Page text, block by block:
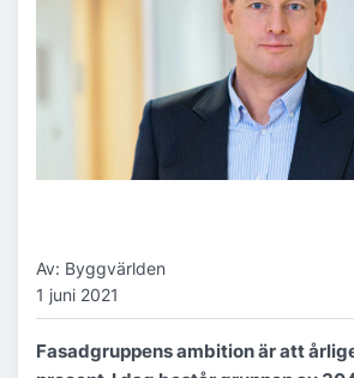
Av: Byggvärlden
1 juni 2021
Fasadgruppens ambition är att